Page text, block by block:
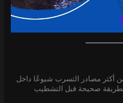
أكثر مصادر التسرب شيوعًا داخل
صحيحة قبل التشطيب